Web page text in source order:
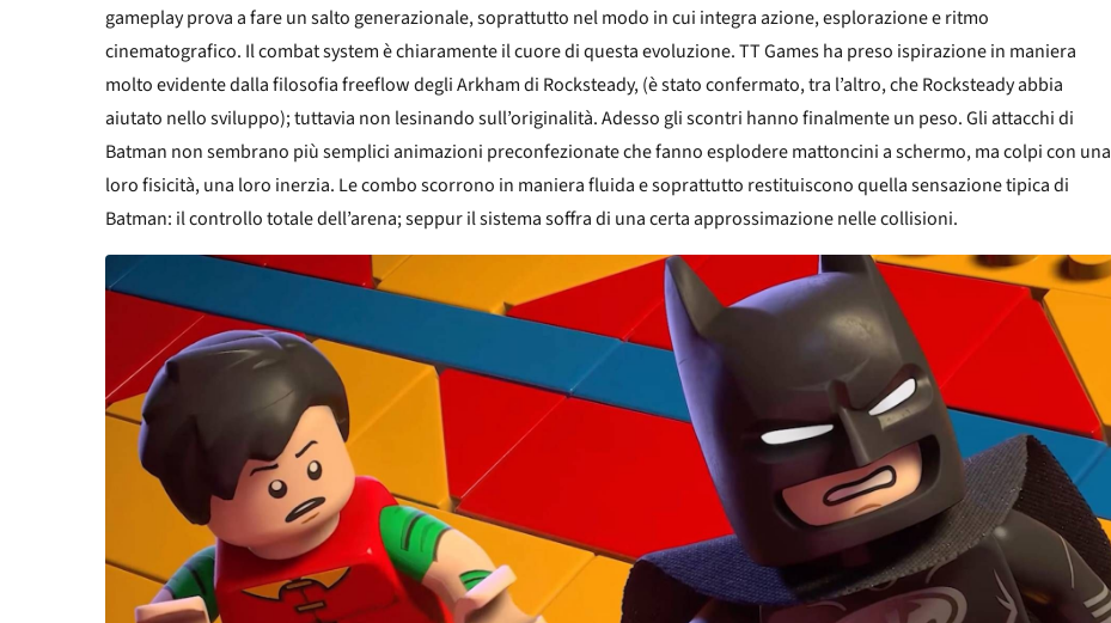
gameplay prova a fare un salto generazionale, soprattutto nel modo in cui integra azione, esplorazione e ritmo
cinematografico. Il combat system è chiaramente il cuore di questa evoluzione. TT Games ha preso ispirazione in maniera
molto evidente dalla filosofia freeflow degli Arkham di Rocksteady, (è stato confermato, tra l’altro, che Rocksteady abbia
aiutato nello sviluppo); tuttavia non lesinando sull’originalità. Adesso gli scontri hanno finalmente un peso. Gli attacchi di
Batman non sembrano più semplici animazioni preconfezionate che fanno esplodere mattoncini a schermo, ma colpi con una
loro fisicità, una loro inerzia. Le combo scorrono in maniera fluida e soprattutto restituiscono quella sensazione tipica di
Batman: il controllo totale dell’arena; seppur il sistema soffra di una certa approssimazione nelle collisioni.